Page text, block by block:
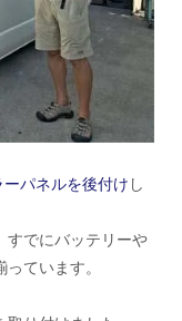
ーパネルを後付け し
すでにバッテリーや
ています。